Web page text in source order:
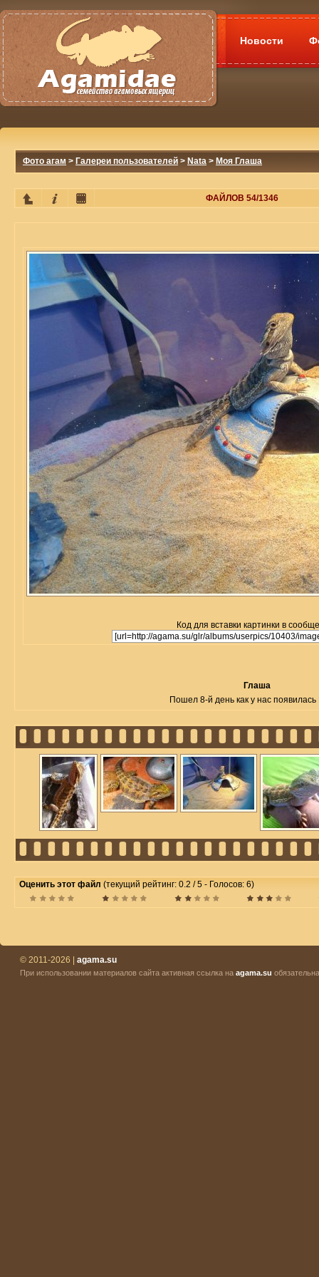
Новости
Фото агам > Галереи пользователей > Nata > Моя Глаша
ФАЙЛОВ 54/1346
Код для вставки картинки в
Глаша
Пошел 8-й день как у нас
Оценить этот файл (текущий рейтинг: 0.2 / 5 - Голосов: 6)
© 2011-2026 | agama.su
При использовании материалов сайта активная ссылка на agama.su